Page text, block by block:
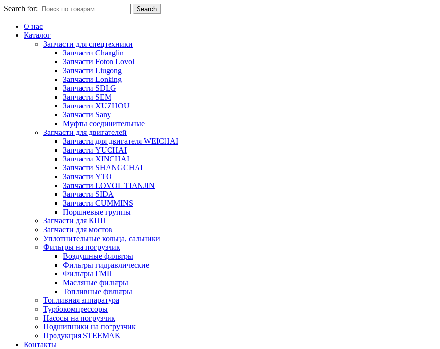
Search for: Search
О нас
Каталог
Запчасти для спецтехники
Запчасти Changlin
Запчасти Foton Lovol
Запчасти Liugong
Запчасти Lonking
Запчасти SDLG
Запчасти SEM
Запчасти XUZHOU
Запчасти Sany
Муфты соединительные
Запчасти для двигателей
Запчасти для двигателя WEICHAI
Запчасти YUCHAI
Запчасти XINCHAI
Запчасти SHANGCHAI
Запчасти YTO
Запчасти LOVOL TIANJIN
Запчасти SIDA
Запчасти CUMMINS
Поршневые группы
Запчасти для КПП
Запчасти для мостов
Уплотнительные кольца, сальники
Фильтры на погрузчик
Воздушные фильтры
Фильтры гидравлические
Фильтры ГМП
Масляные фильтры
Топливные фильтры
Топливная аппаратура
Турбокомпрессоры
Насосы на погрузчик
Подшипники на погрузчик
Продукция STEEMAK
Контакты